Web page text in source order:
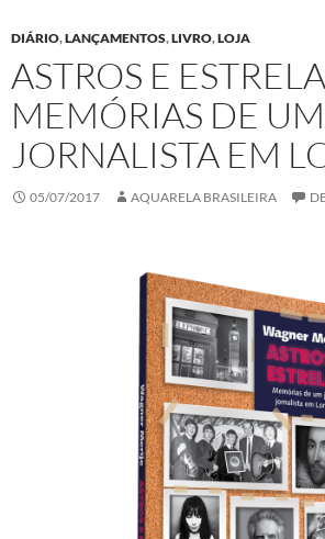
DIÁRIO,LANÇAMENTOS,LIVRO,LOJA
ASTROS E
MEMÓRIAS DE
JORNALISTA EM
05/07/2017 AQUARELA BRASILEIRA